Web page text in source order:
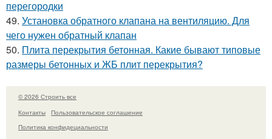
перегородки
49. Установка обратного клапана на вентиляцию. Для
чего нужен обратный клапан
50. Плита перекрытия бетонная. Какие бывают типовые
размеры бетонных и ЖБ плит перекрытия?
© 2026 Строить все
Контакты
Пользовательское соглашение
Политика конфидециальности